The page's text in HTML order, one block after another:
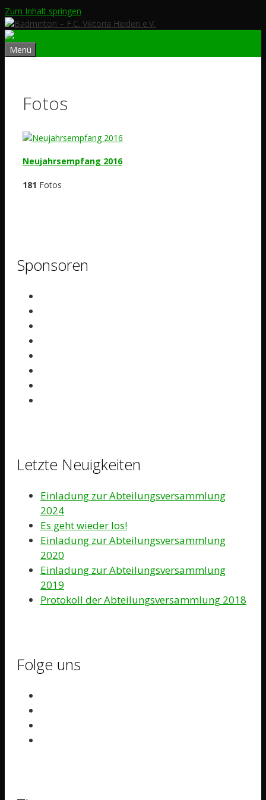
Zum Inhalt springen
Menü
Fotos
Neujahrsempfang 2016
181 Fotos
Sponsoren
Letzte Neuigkeiten
Einladung zur Abteilungsversammlung
2024
Es geht wieder los!
Einladung zur Abteilungsversammlung
2020
Einladung zur Abteilungsversammlung
2019
Protokoll der Abteilungsversammlung 2018
Folge uns